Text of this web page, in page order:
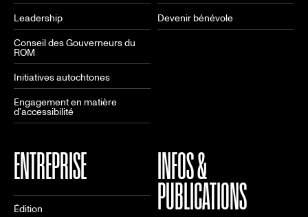
Leadership
Conseil des Gouverneurs du
ROM
Initiatives autochtones
Engagement en matière
d'accessibilité
Devenir bénévole
ENTREPRISE
Édition
INFOS &
PUBLICATIONS